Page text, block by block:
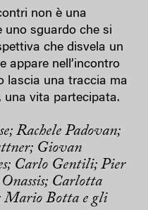
non è una
uno sguardo che si
che disvela un
appare nell’incontro
lascia una traccia ma
una vita partecipata.
Rachele Padovan;
Giovan
Carlo Gentili; Pier
Carlotta
Mario Botta e gli